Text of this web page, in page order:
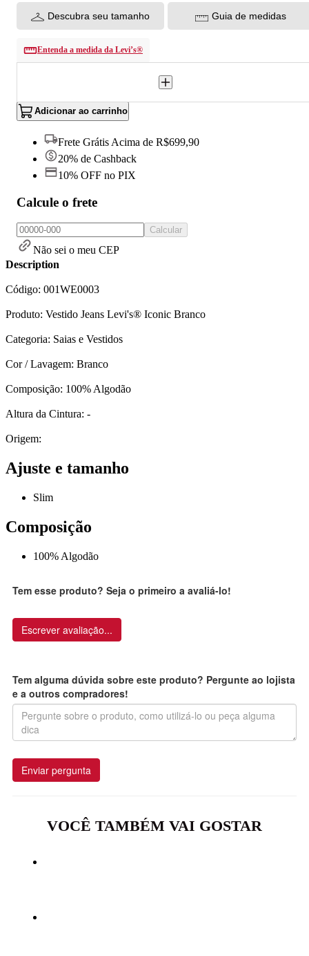
Descubra seu tamanho Guia de medidas
Entenda a medida da Levi’s®
Adicionar ao carrinho
Frete Grátis Acima de R$699,90
20% de Cashback
10% OFF no PIX
Calcule o frete
Calcular
Não sei o meu CEP
Description
Código: 001WE0003
Produto: Vestido Jeans Levi's® Iconic Branco
Categoria: Saias e Vestidos
Cor / Lavagem: Branco
Composição: 100% Algodão
Altura da Cintura: -
Origem:
Ajuste e tamanho
Slim
Composição
100% Algodão
Tem esse produto? Seja o primeiro a avaliá-lo!
Escrever avaliação...
Tem alguma dúvida sobre este produto? Pergunte ao lojista
e a outros compradores!
Enviar pergunta
VOCÊ TAMBÉM VAI GOSTAR